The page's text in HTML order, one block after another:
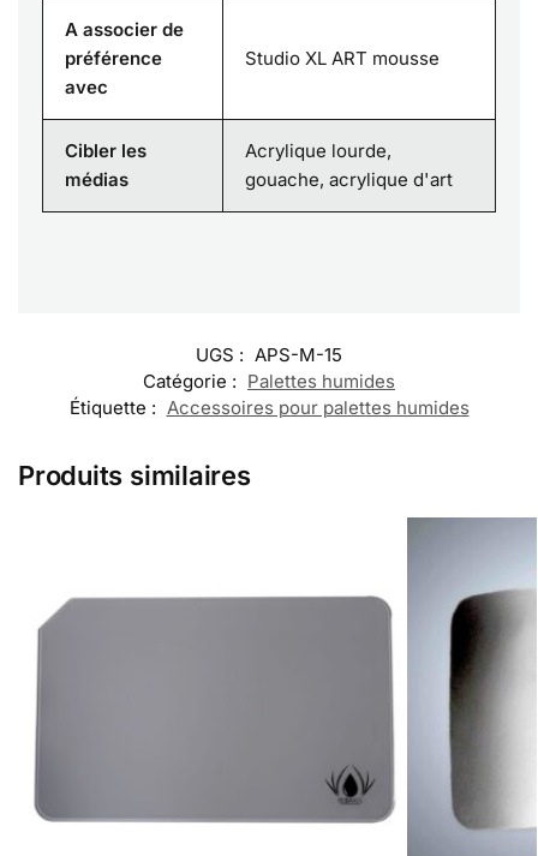
A associer de
préférence
avec
Studio XL ART mousse
Cibler les
médias
Acrylique lourde,
gouache, acrylique d'art
UGS : APS-M-15
Catégorie : Palettes humides
Étiquette : Accessoires pour palettes humides
Produits similaires